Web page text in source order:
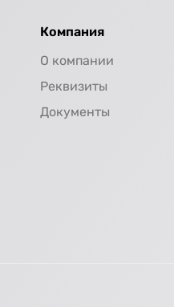
Компания
О компании
Реквизиты
Документы